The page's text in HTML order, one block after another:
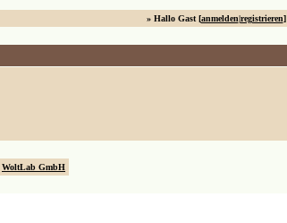
» Hallo Gast [anmelden|registrieren]
WoltLab GmbH